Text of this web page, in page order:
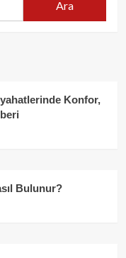
Konfor,
Bulunur?